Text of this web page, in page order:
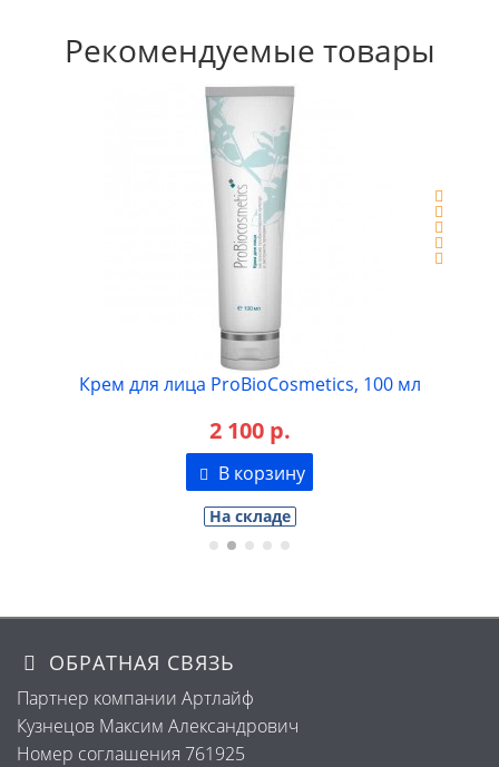
Рекомендуемые товары
Крем для лица ProBioCosmetics, 100 мл
2 100 р.
В корзину
На складе
ОБРАТНАЯ СВЯЗЬ
Партнер компании Артлайф
Кузнецов Максим Александрович
Номер соглашения 761925